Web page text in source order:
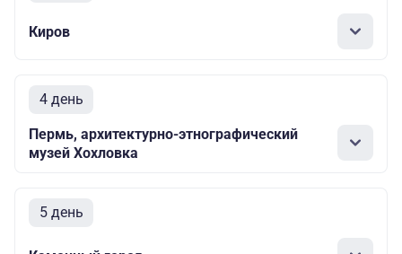
Киров
4 день
Пермь, архитектурно-этнографический
музей Хохловка
5 день